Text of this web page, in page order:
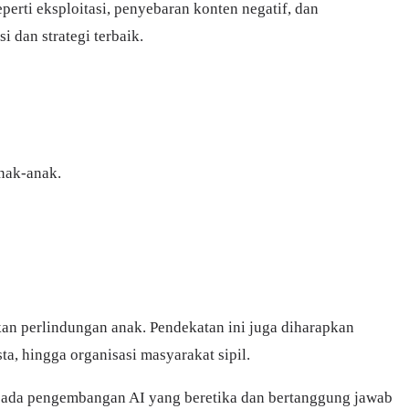
eksploitasi, penyebaran konten negatif, dan
dan strategi terbaik.
anak.
perlindungan anak. Pendekatan ini juga diharapkan
hingga organisasi masyarakat sipil.
pengembangan AI yang beretika dan bertanggung jawab